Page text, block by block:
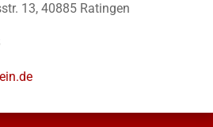
13, 40885 Ratingen